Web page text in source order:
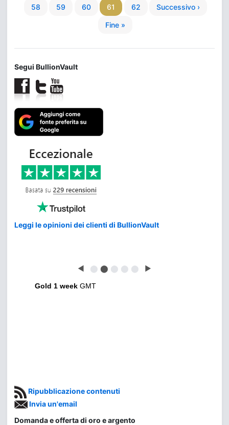
58 59 60 61 62 Successivo ›
Fine »
Segui BullionVault
Leggi le opinioni dei clienti di BullionVault
◀ ⬤ ⬤ ⬤ ⬤ ⬤ ▶
Gold 1 week GMT
Ripubblicazione contenuti
Invia un'email
Domanda e offerta di oro e argento